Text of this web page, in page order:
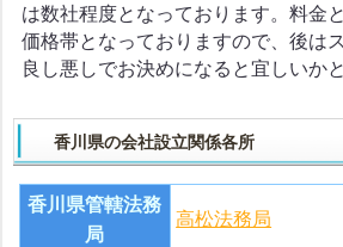
は数社程度となっております。料金
価格帯となっておりますので、後は
良し悪しでお決めになると宜しいか
香川県の会社設立関係各所
香川県管轄法務
局
高松法務局